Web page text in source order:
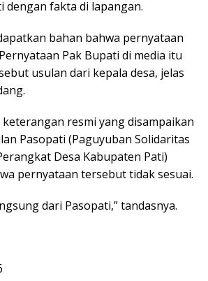
dengan fakta di lapangan.
bahan bahwa pernyataan
Pak Bupati di media itu
usulan dari kepala desa, jelas
resmi yang disampaikan
Pasopati (Paguyuban Solidaritas
Desa Kabupaten Pati)
pernyataan tersebut tidak sesuai.
dari Pasopati,” tandasnya.